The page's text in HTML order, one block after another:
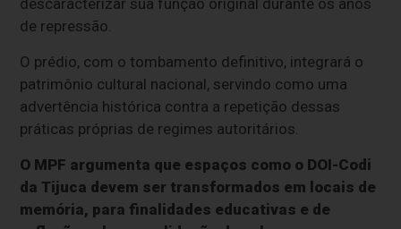
descaracterizar sua função original durante os anos
de repressão.
O prédio, com o tombamento definitivo, integrará o
patrimônio cultural nacional, servindo como uma
advertência histórica contra a repetição dessas
práticas próprias de regimes autoritários.
O MPF argumenta que espaços como o DOI-Codi
da Tijuca devem ser transformados em locais de
memória, para finalidades educativas e de